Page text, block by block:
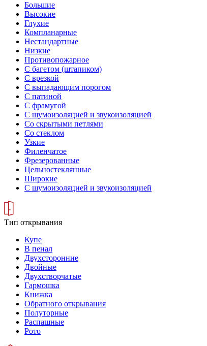
Большие
Высокие
Глухие
Компланарные
Нестандартные
Низкие
Противопожарное
С багетом (штапиком)
С врезкой
С выпадающим порогом
С патиной
С фрамугой
С шумоизоляцией и звукоизоляцией
Со скрытыми петлями
Со стеклом
Узкие
Филенчатое
Фрезерованные
Цельностеклянные
Широкие
С шумоизоляцией и звукоизоляцией
Тип открывания
Купе
В пенал
Двухсторонние
Двойные
Двухстворчатые
Гармошка
Книжка
Обратного открывания
Полуторные
Распашные
Рото